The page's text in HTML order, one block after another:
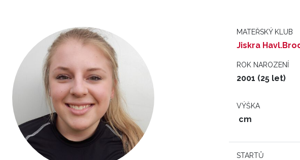
MATEŘSKÝ KLUB
Jiskra
ROK NAROZENÍ
2001 (25 let)
VÝŠKA
cm
STARTŮ